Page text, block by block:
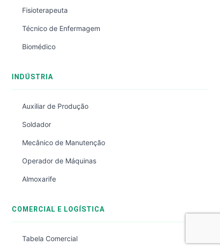
Fisioterapeuta
Técnico de Enfermagem
Biomédico
INDÚSTRIA
Auxiliar de Produção
Soldador
Mecânico de Manutenção
Operador de Máquinas
Almoxarife
COMERCIAL E LOGÍSTICA
Tabela Comercial